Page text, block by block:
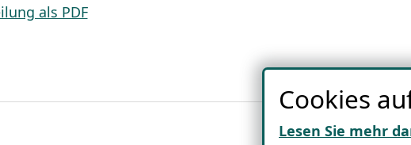
als PDF
Cookies
Lesen Sie mehr